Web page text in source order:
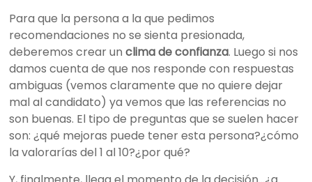
Para que la persona a la que pedimos
recomendaciones no se sienta presionada,
deberemos crear un clima de confianza. Luego si nos
damos cuenta de que nos responde con respuestas
ambiguas (vemos claramente que no quiere dejar
mal al candidato) ya vemos que las referencias no
son buenas. El tipo de preguntas que se suelen hacer
son: ¿qué mejoras puede tener esta persona?¿cómo
la valorarías del 1 al 10?¿por qué?